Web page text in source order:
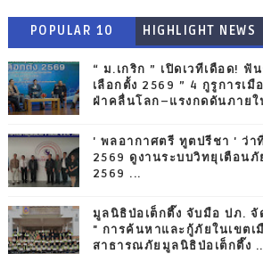
POPULAR 10 HIGHLIGHT NEWS
“ ม.เกริก ” เปิดเวทีเดือด!
เลือกตั้ง 2569 ” 4 กูรูการเ
ฝ่าคลื่นโลก–แรงกดดันภายใ
' พลอากาศตรี ทูตปรีชา ' ว่า
2569 ดูงานระบบวิทยุเตือน
2569 ...
มูลนิธิป่อเต็กตึ๊ง จับมือ ปภ. จั
" การค้นหาและกู้ภัยในเขตเ
สาธารณภัยมูลนิธิป่อเต็กตึ๊ง